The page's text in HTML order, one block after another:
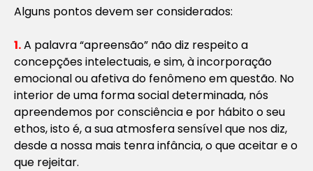
Alguns pontos devem ser considerados:
1.A palavra “apreensão” não diz respeito a
concepções intelectuais, e sim, à incorporação
emocional ou afetiva do fenômeno em questão. No
interior de uma forma social determinada, nós
apreendemos por consciência e por hábito o seu
ethos, isto é, a sua atmosfera sensível que nos diz,
desde a nossa mais tenra infância, o que aceitar e o
que rejeitar.